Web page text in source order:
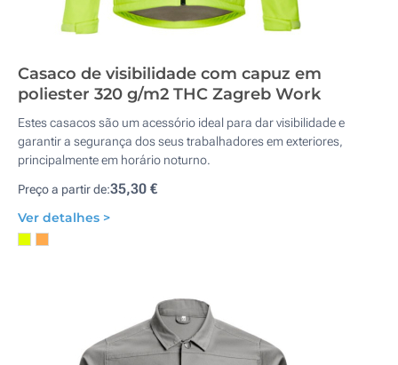
Casaco de visibilidade com capuz em
poliester 320 g/m2 THC Zagreb Work
Estes casacos são um acessório ideal para dar visibilidade e
garantir a segurança dos seus trabalhadores em exteriores,
principalmente em horário noturno.
Preço a partir de:35,30 €
Ver detalhes >